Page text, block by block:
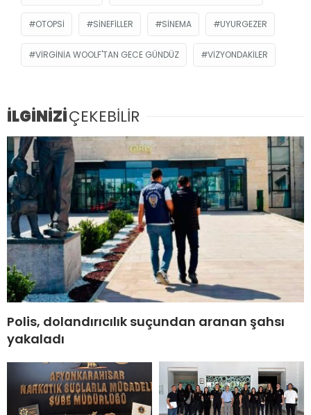
OTOPSI SINEFILLER SINEMA UYURGEZER
VIRGINIA WOOLF'TAN GECE GÜNDÜZ VIZYONDAKILER
İLGİNİZİÇEKEBİLİR
Polis, dolandırıcılık suçundan aranan şahsı
yakaladı